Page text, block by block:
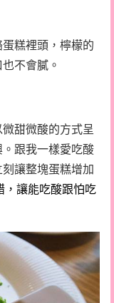
糕裡頭，檸檬的
不會膩。
甜微酸的方式呈
跟我一樣愛吃酸
讓整塊蛋糕增加
，讓能吃酸跟怕吃